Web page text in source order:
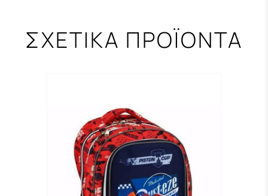
ΣΧΕΤΙΚΑ ΠΡΟΪΟΝΤΑ